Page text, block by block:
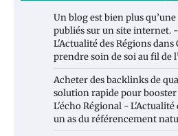
Un blog est bien plus
publiés sur un site internet.
L'Actualité des Régionsdans
prendre soin de soi au fil de
Acheter des backlinks de
solution rapide pour
L'écho Régional - L'Actualité
un as du référencement